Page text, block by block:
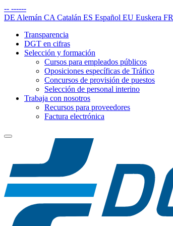
-- ------
DE Alemán CA Catalán ES Español EU Euskera FR
Transparencia
DGT en cifras
Selección y formación
Cursos para empleados públicos
Oposiciones específicas de Tráfico
Concursos de provisión de puestos
Selección de personal interino
Trabaja con nosotros
Recursos para proveedores
Factura electrónica